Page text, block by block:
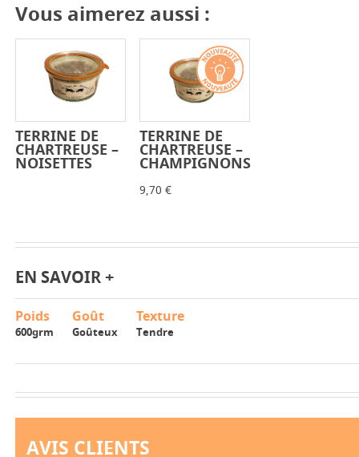
Vous aimerez aussi :
- +
TERRINE DE
CHARTREUSE –
NOISETTES
- +
TERRINE DE
CHARTREUSE –
CHAMPIGNONS
9,70 €
EN SAVOIR +
Poids
600grm
Goût
Goûteux
Texture
Tendre
AVIS CLIENTS